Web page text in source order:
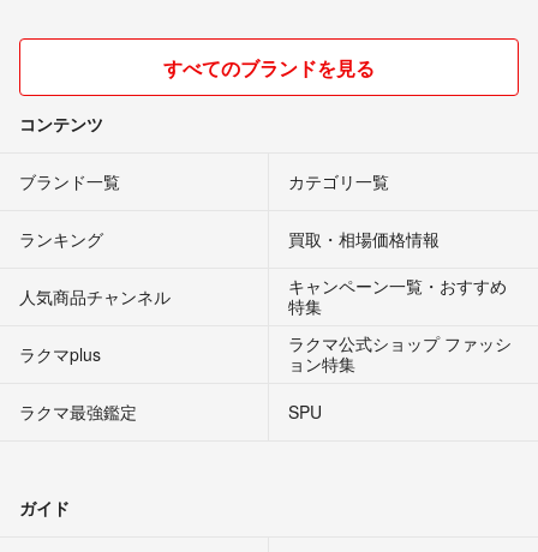
すべてのブランドを見る
コンテンツ
ブランド一覧 カテゴリ一覧
ランキング 買取・相場価格情報
人気商品チャンネル
キャンペーン一覧・おすすめ
特集
ラクマplus
ラクマ公式ショップ ファッシ
ョン特集
ラクマ最強鑑定
SPU
ガイド